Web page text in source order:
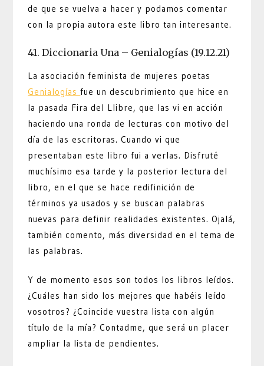
de que se vuelva a hacer y podamos comentar
con la propia autora este libro tan interesante.
41. Diccionaria Una – Genialogías (19.12.21)
La asociación feminista de mujeres poetas
Genialogíasfue un descubrimiento que hice en
la pasada Fira del Llibre, que las vi en acción
haciendo una ronda de lecturas con motivo del
día de las escritoras. Cuando vi que
presentaban este libro fui a verlas. Disfruté
muchísimo esa tarde y la posterior lectura del
libro, en el que se hace redifinición de
términos ya usados y se buscan palabras
nuevas para definir realidades existentes. Ojalá,
también comento, más diversidad en el tema de
las palabras.
Y de momento esos son todos los libros leídos.
¿Cuáles han sido los mejores que habéis leído
vosotros? ¿Coincide vuestra lista con algún
título de la mía? Contadme, que será un placer
ampliar la lista de pendientes.